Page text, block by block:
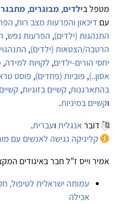
מטפל בילדים, מבוגרים,
עם דיכאון והפרעות מצב רוח,
התנהגות (ילדים), הפרעות נפש,
הרטבה/הצטאות (ילדים),
יחסי הורים-ילדים, לקויות למידה,
אסון..), פוביות (פחדים), פוסט
בהתארגנות, קשיים בזוגיות,
וקשיים במיניות.
דובר אנגלית ועברית.
קליניקה נגישה לאנשים עם
אמיר וייס ז"ל חבר באיגודים
עמותה ישראלית לטיפול,
אכילה